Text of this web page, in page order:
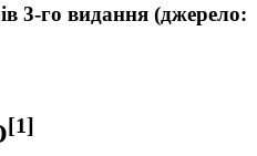
3-го видання (джерело:
[1]